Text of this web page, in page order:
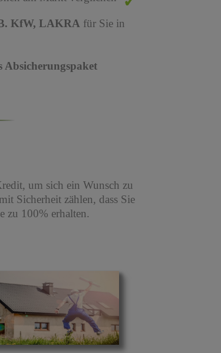
KfW, LAKRA für Sie in
Absicherungspaket
um sich ein Wunsch zu
Sicherheit zählen, dass Sie
zu 100% erhalten.